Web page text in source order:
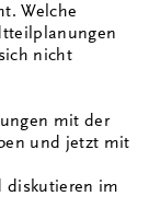
Welche
nicht
mit der
und jetzt mit
diskutieren im